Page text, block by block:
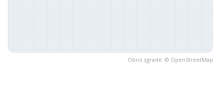
Obris zgrade: © OpenStreetMap